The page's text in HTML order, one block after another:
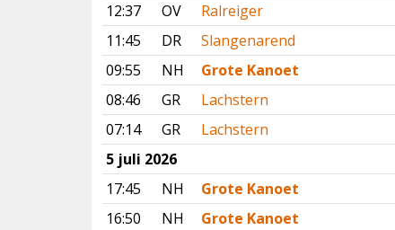
12:37
OV
Ralreiger
11:45
DR
Slangenarend
09:55
NH
Grote Kanoet
08:46
GR
Lachstern
07:14
GR
Lachstern
5 juli 2026
17:45
NH
Grote Kanoet
16:50
NH
Grote Kanoet